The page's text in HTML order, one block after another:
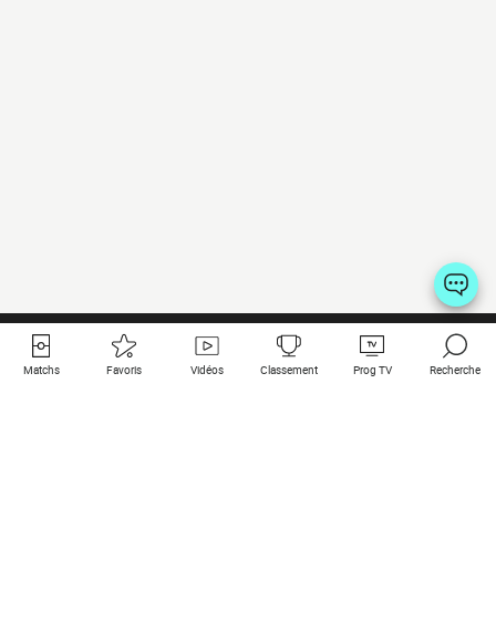
Matchs Favoris Vidéos Classement Prog TV Recherche